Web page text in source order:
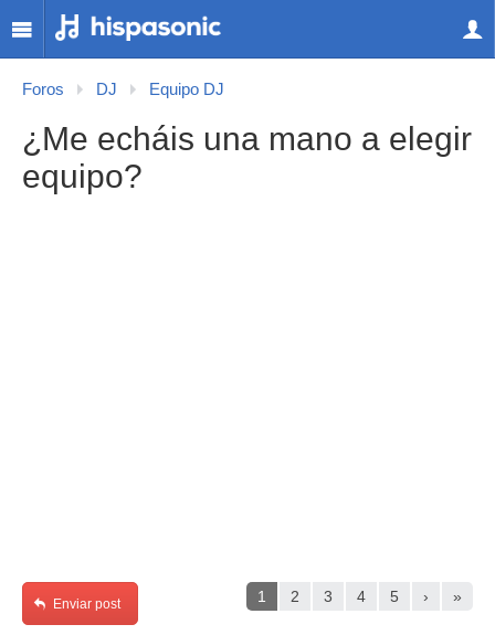
Foros DJ Equipo DJ
¿Me echáis una mano a elegir
equipo?
1 2 3 4 5 › »
Enviar post